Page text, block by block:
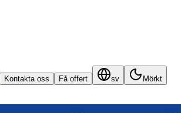
Kontakta oss Få offert sv Mörkt